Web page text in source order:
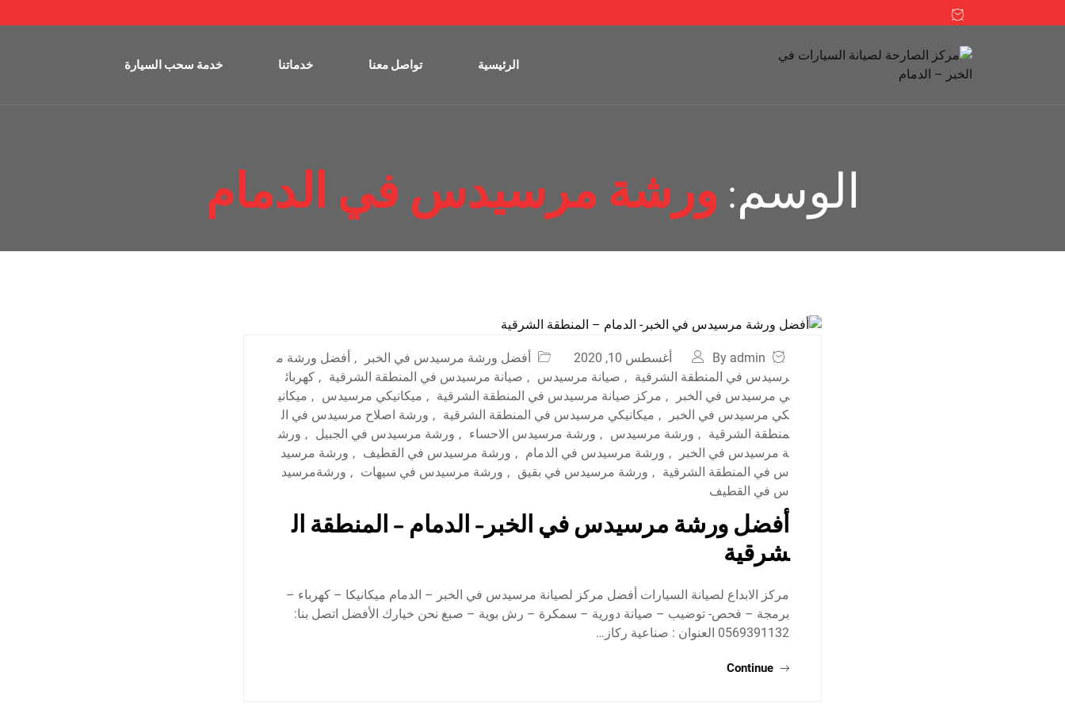
الرئيسية تواصل معنا خدماتنا خدمة سحب السيارة
الوسم: ورشة مرسيدس في الدمام
By admin أغسطس 10, 2020 أفضل ورشة مرسيدس في الخبر , أفضل ورشة م
رسيدس في المنطقة الشرقية , صيانة مرسيدس , صيانة مرسيدس في المنطقة الشرقية , كهربائ
ي مرسيدس في الخبر
, مركز صيانة مرسيدس في المنطقة الشرقية , ميكانيكي مرسيدس , ميكاني
كي مرسيدس في الخبر
, ميكانيكي مرسيدس في المنطقة الشرقية , ورشة اصلاح مرسيدس في ال
منطقة الشرقية , ورشة مرسيدس , ورشة مرسيدس الاحساء , ورشة مرسيدس في الجبيل , ورش
ة مرسيدس في الخبر
, ورشة مرسيدس في الدمام , ورشة مرسيدس في القطيف , ورشة مرسيد
س في المنطقة الشرقية , ورشة مرسيدس في بقيق , ورشة مرسيدس في سيهات , ورشةمرسيد
س في القطيف
أفضل ورشة مرسيدس في الخبر- الدمام – المنطقة ال
شرقية
مركز الابداع لصيانة السيارات أفضل مركز لصيانة مرسيدس في الخبر – الدمام ميكانيكا – كهرباء –
برمجة – فحص- توضيب – صيانة دورية – سمكرة – رش بوية – صبغ نحن خيارك الأفضل اتصل بنا:
0569391132 العنوان : صناعية ركاز…
Continue